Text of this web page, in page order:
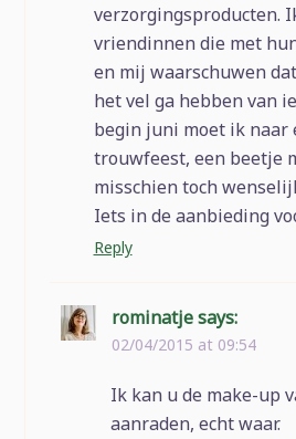
verzorgingsproducten.
vriendinnen die met
en mij waarschuwen
het vel ga hebben van
begin juni moet ik naar
trouwfeest, een beetje
misschien toch
Iets in de aanbieding
Reply
rominatje says:
02/04/2015 at 09:54
Ik kan u de make-up
aanraden, echt waar.